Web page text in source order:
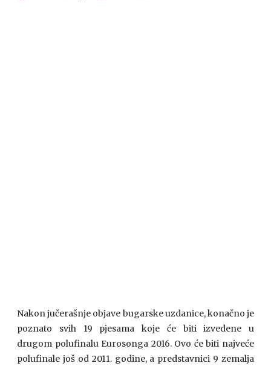
Nakon jučerašnje objave bugarske uzdanice, konačno je
poznato svih 19 pjesama koje će biti izvedene u
drugom polufinalu Eurosonga 2016. Ovo će biti najveće
polufinale još od 2011. godine, a predstavnici 9 zemalja